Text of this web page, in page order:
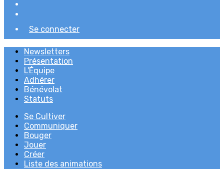
Se connecter
Newsletters
Présentation
L'Équipe
Adhérer
Bénévolat
Statuts
Se Cultiver
Communiquer
Bouger
Jouer
Créer
Liste des animations